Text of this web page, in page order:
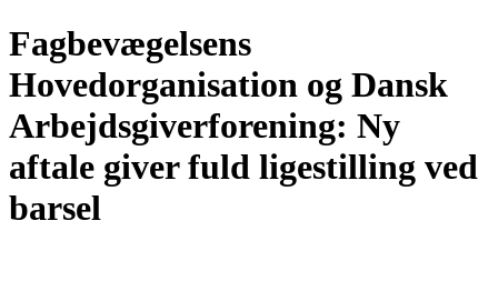
Fagbevægelsens
Hovedorganisation og Dansk
Arbejdsgiverforening: Ny
aftale giver fuld ligestilling ved
barsel